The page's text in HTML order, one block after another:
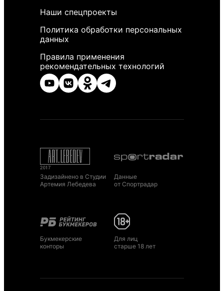
Наши спецпроекты
Политика обработки персональных
данных
Правила применения
рекомендательных технологий
Задизайнено в Студии
Артемия Лебедева
Данные
от Спортрадар
Букмекерские
конторы
Для лиц
старше 18 лет